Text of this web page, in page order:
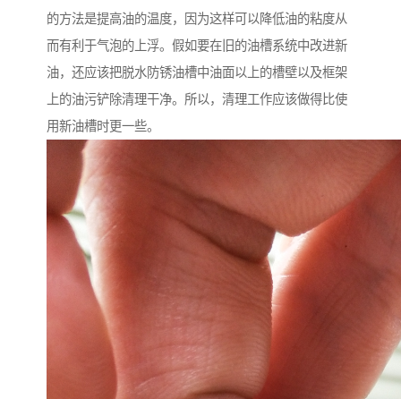
的方法是提高油的温度，因为这样可以降低油的粘度从
而有利于气泡的上浮。假如要在旧的油槽系统中改进新
油，还应该把脱水防锈油槽中油面以上的槽壁以及框架
上的油污铲除清理干净。所以，清理工作应该做得比使
用新油槽时更一些。